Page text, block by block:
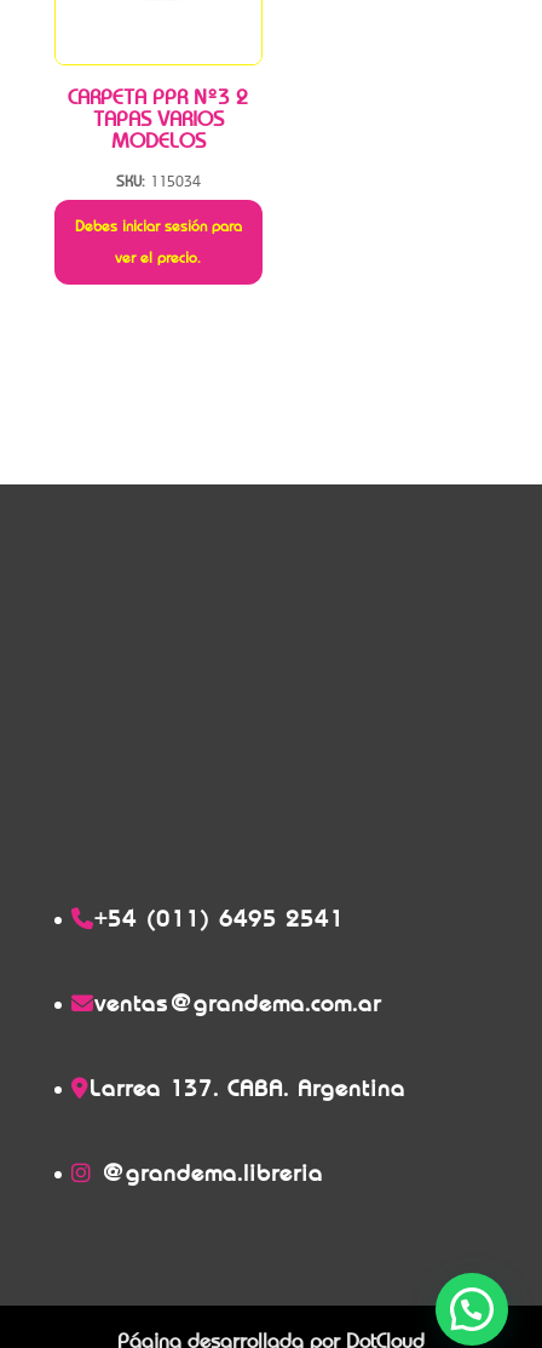
CARPETA PPR Nº3 2
TAPAS VARIOS
MODELOS
SKU: 115034
Debes iniciar sesión para
ver el precio.
+54 (011) 6495 2541
ventas@grandema.com.ar
Larrea 137. CABA. Argentina
@grandema.libreria
Página desarrollada por DotCloud